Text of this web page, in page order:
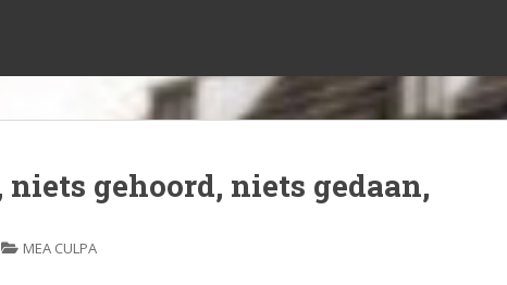
gehoord, niets gedaan,
MEA CULPA